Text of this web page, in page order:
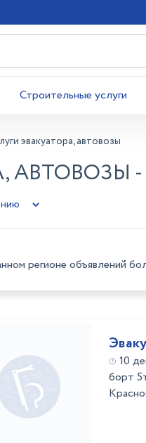
Строительные услуги
эвакуатора, автовозы
АВТОВОЗЫ
регионе объявлений
10
борт